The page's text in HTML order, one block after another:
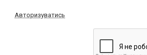
Авторизуватись